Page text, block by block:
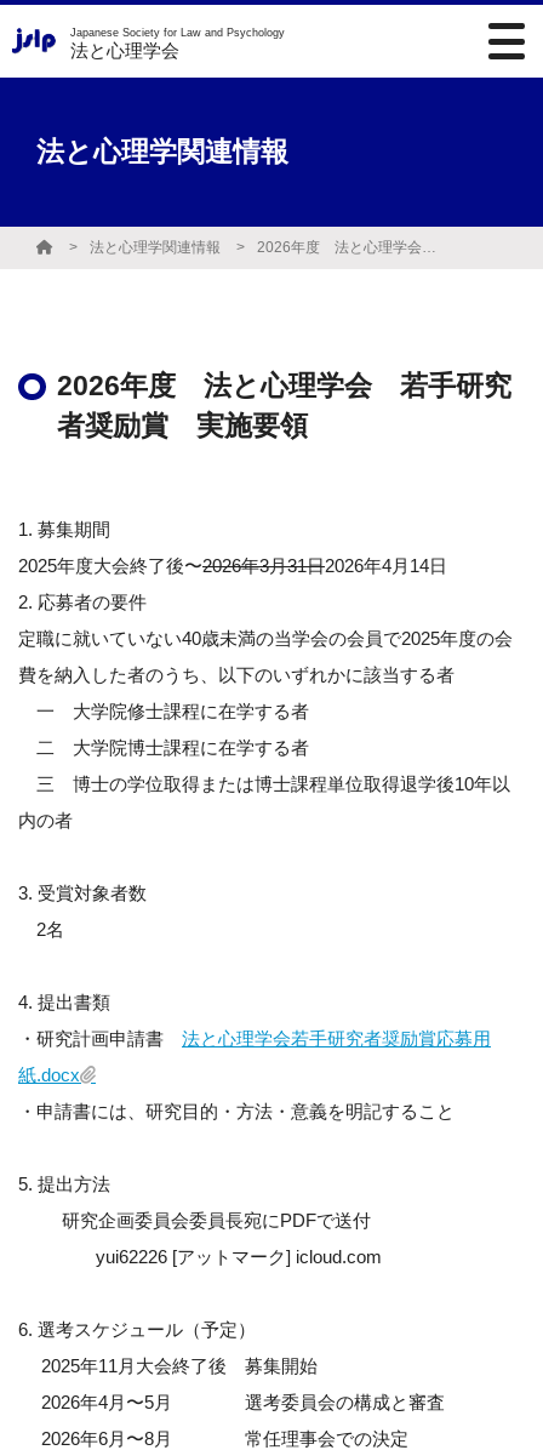
Japanese Society for Law and Psychology
法と心理学会
法と心理学関連情報
法と心理学関連情報 2026年度 法と心理学会 若手研究者奨励賞 実施要領
2026年度 法と心理学会 若手研究
者奨励賞 実施要領
1. 募集期間
2025年度大会終了後〜2026年3月31日2026年4月14日
2. 応募者の要件
定職に就いていない40歳未満の当学会の会員で2025年度の会
費を納入した者のうち、以下のいずれかに該当する者
一 大学院修士課程に在学する者
二 大学院博士課程に在学する者
三 博士の学位取得または博士課程単位取得退学後10年以
内の者
3. 受賞対象者数
2名
4. 提出書類
・研究計画申請書 法と心理学会若手研究者奨励賞応募用
紙.docx
・申請書には、研究目的・方法・意義を明記すること
5. 提出方法
研究企画委員会委員長宛にPDFで送付
yui62226 [アットマーク] icloud.com
6. 選考スケジュール（予定）
2025年11月大会終了後 募集開始
2026年4月〜5月 選考委員会の構成と審査
2026年6月〜8月 常任理事会での決定